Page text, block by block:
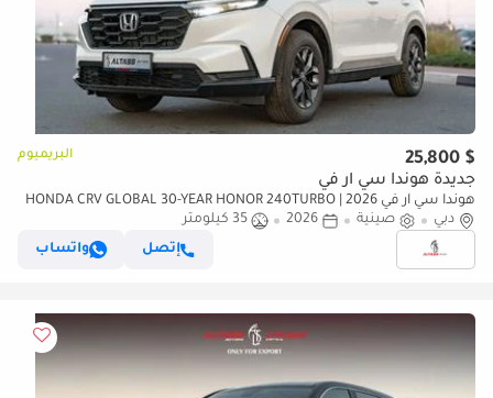
$ 25,800 البريميوم
جديدة هوندا سي آر في
هوندا سي آر في 2026 | HONDA CRV GLOBAL 30-YEAR HONOR 240TURBO
2WD VITALITY 5 SEATS[ EXPORT ONLY ]
دبي صينية 2026
35 كيلومتر
إتصل
واتساب